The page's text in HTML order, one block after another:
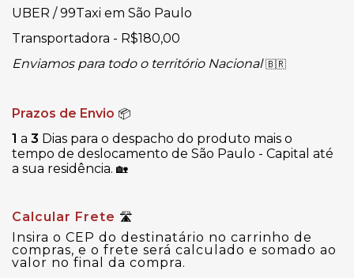
UBER / 99Taxi em São Paulo
Transportadora - R$180,00
Enviamos para todo o território Nacional🇧🇷
Prazos de Envio 📦
1 a 3 Dias para o despacho do produto mais o
tempo de deslocamento de São Paulo - Capital até
a sua residência. 🏡
Calcular Frete 🛣
Insira o CEP do destinatário no carrinho de
compras, e o frete será calculado e somado ao
valor no final da compra.